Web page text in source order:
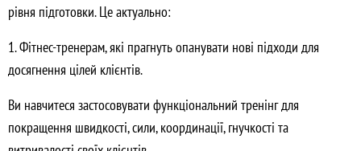
рівня підготовки. Це актуально:
1. Фітнес-тренерам, які прагнуть опанувати нові підходи для
досягнення цілей клієнтів.
Ви навчитеся застосовувати функціональний тренінг для
покращення швидкості, сили, координації, гнучкості та